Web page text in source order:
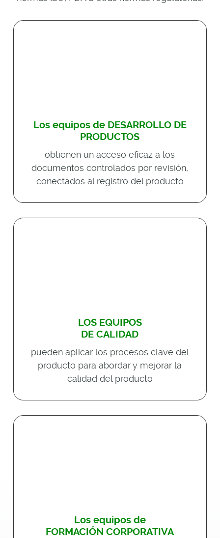
Los equipos de DESARROLLO DE
PRODUCTOS
obtienen un acceso eficaz a los
documentos controlados por revisión,
conectados al registro del producto
LOS EQUIPOS
DE CALIDAD
pueden aplicar los procesos clave del
producto para abordar y mejorar la
calidad del producto
Los equipos de
FORMACIÓN CORPORATIVA